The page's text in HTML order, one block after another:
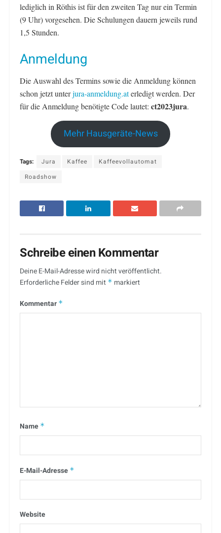
lediglich in Röthis ist für den zweiten Tag nur ein Termin
(9 Uhr) vorgesehen. Die Schulungen dauern jeweils rund
1,5 Stunden.
Anmeldung
Die Auswahl des Termins sowie die Anmeldung können
schon jetzt unterjura-anmeldung.aterledigt werden. Der
für die Anmeldung benötigte Code lautet: ct2023jura.
Mehr Hausgeräte-News
Tags: Jura Kaffee
Kaffeevollautomat
Roadshow
Schreibe einen Kommentar
Deine E-Mail-Adresse wird nicht veröffentlicht.
Erforderliche Felder sind mit * markiert
Kommentar *
Name *
E-Mail-Adresse *
Website